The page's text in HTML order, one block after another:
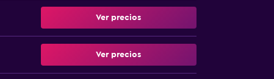
Ver precios
Ver precios